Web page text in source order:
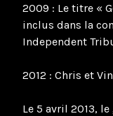
2009 : Le titre «
inclus dans la
Independent
2012 : Chris et
Le 5 avril 2013, le